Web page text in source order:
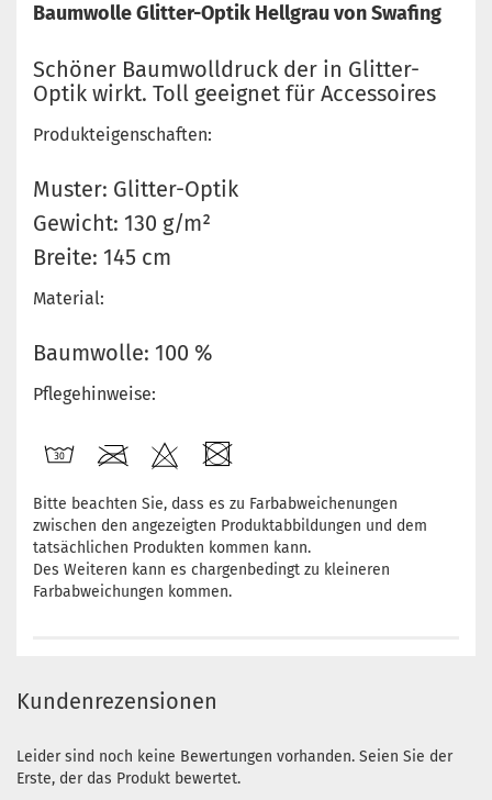
Baumwolle Glitter-Optik Hellgrau von Swafing
Schöner Baumwolldruck der in Glitter-
Optik wirkt. Toll geeignet für Accessoires
Produkteigenschaften:
Muster: Glitter-Optik
Gewicht: 130 g/m²
Breite: 145 cm
Material:
Baumwolle: 100 %
Pflegehinweise:
Bitte beachten Sie, dass es zu Farbabweichenungen
zwischen den angezeigten Produktabbildungen und dem
tatsächlichen Produkten kommen kann.
Des Weiteren kann es chargenbedingt zu kleineren
Farbabweichungen kommen.
Kundenrezensionen
Leider sind noch keine Bewertungen vorhanden. Seien Sie der
Erste, der das Produkt bewertet.